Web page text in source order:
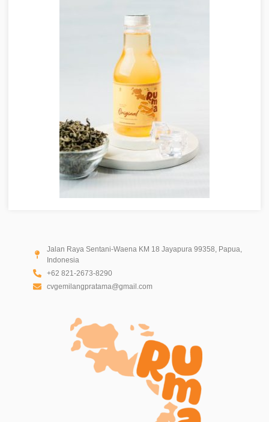
Jalan Raya Sentani-Waena KM 18 Jayapura 99358, Papua,
Indonesia
+62 821-2673-8290
cvgemilangpratama@gmail.com